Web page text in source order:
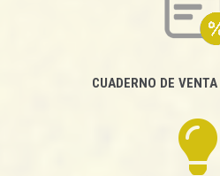
CUADERNO DE